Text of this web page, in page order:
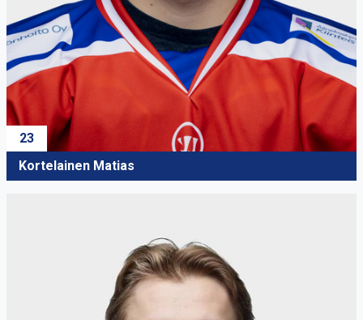
23
Kortelainen Matias